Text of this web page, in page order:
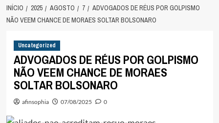
INÍCIO 2025 AGOSTO 7
ADVOGADOS DE RÉUS POR GOLPISMO
NÃO VEEM CHANCE DE MORAES SOLTAR BOLSONARO
Uncategorized
ADVOGADOS DE RÉUS POR GOLPISMO
NÃO VEEM CHANCE DE MORAES
SOLTAR BOLSONARO
afinsophia 07/08/2025 0